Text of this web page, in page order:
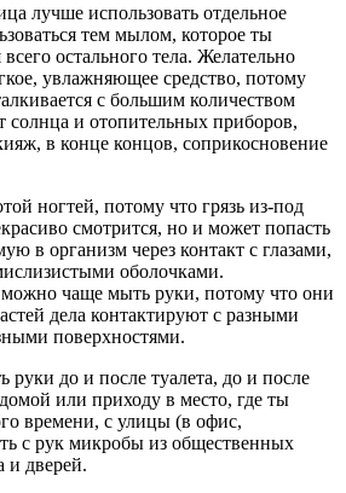
лучше использовать отдельное
тем мылом, которое ты
остального тела. Желательно
увлажняющее средство, потому
с большим количеством
солнца и отопительных приборов,
в конце концов, соприкосновение
ногтей, потому что грязь из-под
смотрится, но и может попасть
в организм через контакт с глазами,
оболочками.
чаще мыть руки, потому что они
дела контактируют с разными
поверхностями.
до и после туалета, до и после
или приходу в место, где ты
времени, с улицы (в офис,
с рук микробы из общественных
и дверей.